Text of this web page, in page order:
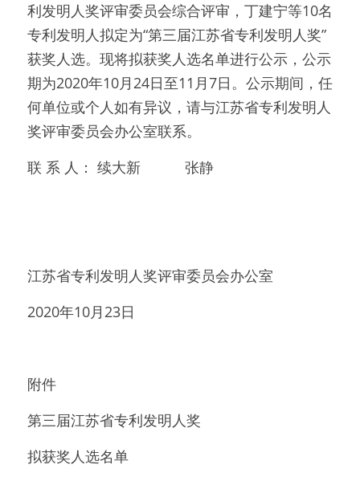
利发明人奖评审委员会综合评审，丁建宁等10名
专利发明人拟定为“第三届江苏省专利发明人奖”
获奖人选。现将拟获奖人选名单进行公示，公示
期为2020年10月24日至11月7日。公示期间，任
何单位或个人如有异议，请与江苏省专利发明人
奖评审委员会办公室联系。
联 系 人： 续大新           张静
江苏省专利发明人奖评审委员会办公室
2020年10月23日
附件
第三届江苏省专利发明人奖
拟获奖人选名单